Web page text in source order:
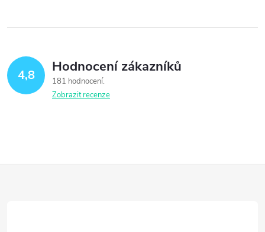
4,8 Hodnocení zákazníků
181 hodnocení
Zobrazit recenze